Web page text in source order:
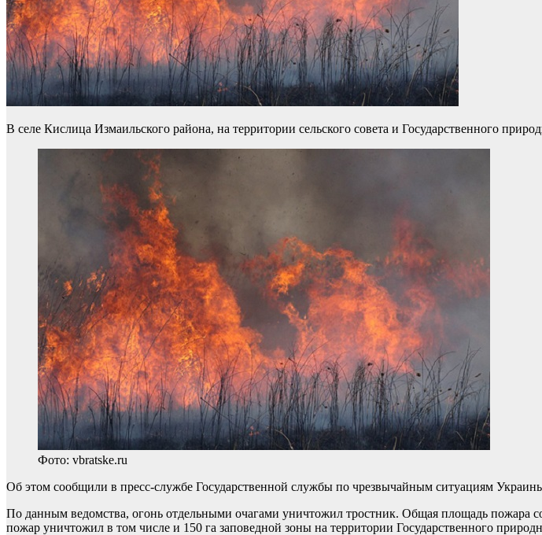
В селе Кислица Измаильского района, на территории сельского совета и Государственного
Фото: vbratske.ru
Об этом сообщили в пресс-службе Государственной службы по чрезвычайным ситуациям
По данным ведомства, огонь отдельными очагами уничтожил тростник. Общая площадь пожара
пожар уничтожил в том числе и 150 га заповедной зоны на территории Государственного